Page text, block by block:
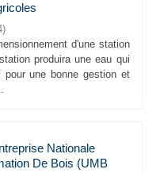
)
d'une station
produira une eau qui
une bonne gestion et
Nationale
De Bois (UMB